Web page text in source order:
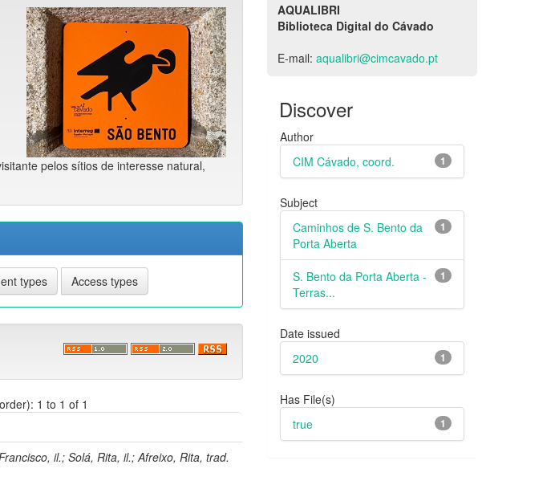
pelos sítios de interesse natural,
1 to 1 of 1
il.; Solá, Rita, il.; Afreixo, Rita, trad.
AQUALIBRI
Biblioteca Digital do Cávado
E-mail: aqualibri@cimcavado.pt
Discover
Author
1
CIM Cávado, coord.
Subject
1
Caminhos de S. Bento da
Porta Aberta
1
S. Bento da Porta Aberta -
Terras...
Date issued
1
2020
Has File(s)
1
true